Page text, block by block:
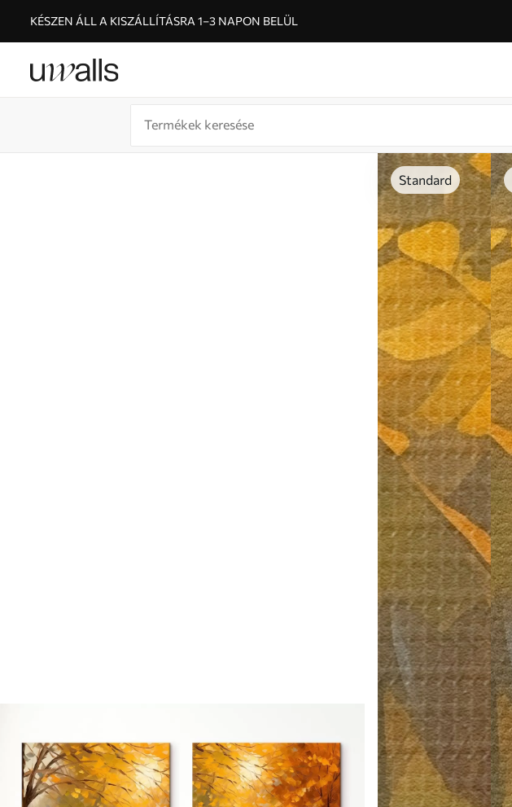
KÉSZEN ÁLL A KISZÁLLÍTÁSRA 1–3 NAPON BELÜL
Standard